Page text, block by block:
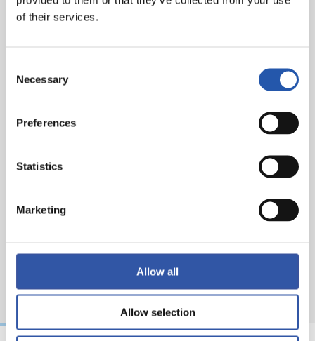
of their services.
Selection
Necessary
Preferences
Statistics
Marketing
Allow all
Allow selection